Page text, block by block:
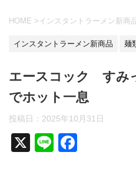
HOME > インスタントラーメン新商
インスタントラーメン新商品 麺
エースコック すみ
でホット一息
投稿日： 2025年10月31日
X
Li